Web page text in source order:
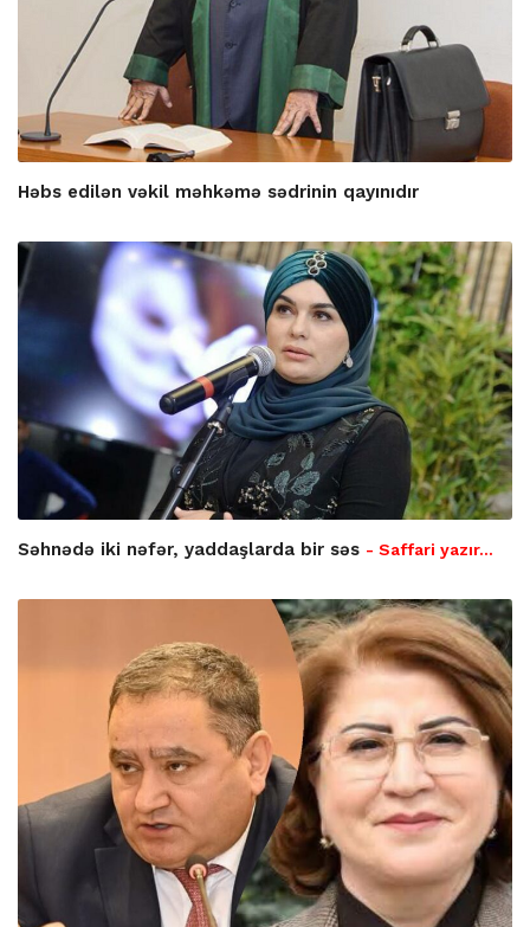
Həbs edilən vəkil məhkəmə sədrinin qayınıdır
Səhnədə iki nəfər, yaddaşlarda bir səs - Saffari yazır…